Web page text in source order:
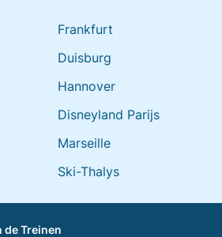
Frankfurt
Duisburg
Hannover
Disneyland Parijs
Marseille
Ski-Thalys
de Treinen